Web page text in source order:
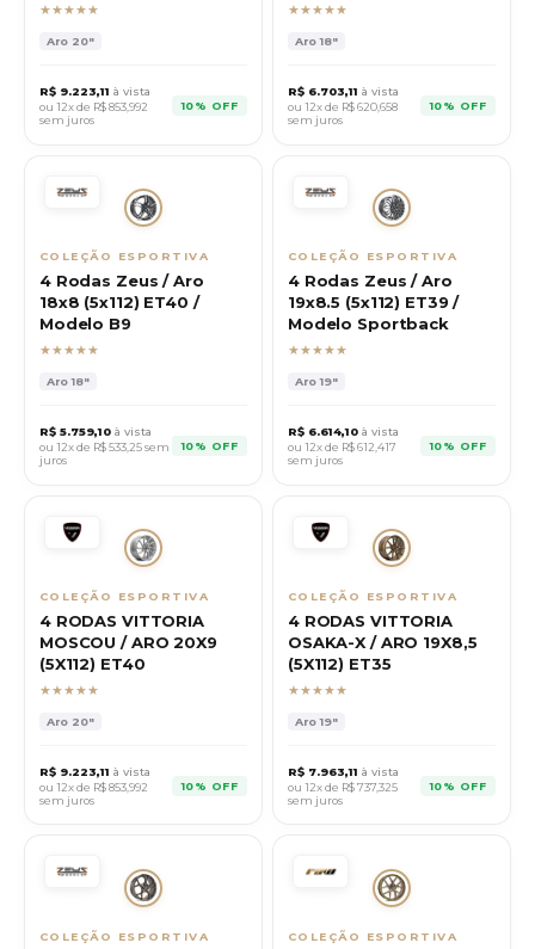
★★★★★
Aro 20"
R$ 9.223,11 à vista
ou 12x de R$853,992
sem juros
10% OFF
★★★★★
Aro18"
R$ 6.703,11 à vista
ou 12x de R$620,658
sem juros
10% OFF
COLEÇÃO ESPORTIVA
4 Rodas Zeus / Aro
18x8 (5x112) ET40 /
Modelo B9
★★★★★
Aro18"
R$ 5.759,10 à vista
ou 12x de R$533,25sem
juros
10% OFF
COLEÇÃO ESPORTIVA
4 Rodas Zeus / Aro
19x8.5 (5x112) ET39 /
Modelo Sportback
★★★★★
Aro19"
R$ 6.614,10 à vista
ou 12x de R$612,417
sem juros
10% OFF
COLEÇÃO ESPORTIVA
4 RODAS VITTORIA
MOSCOU / ARO 20X9
(5X112) ET40
★★★★★
Aro 20"
R$ 9.223,11 à vista
ou 12x de R$853,992
sem juros
10% OFF
COLEÇÃO ESPORTIVA
4 RODAS VITTORIA
OSAKA-X / ARO 19X8,5
(5X112) ET35
★★★★★
Aro19"
R$ 7.963,11 à vista
ou 12x de R$737,325
sem juros
10% OFF
COLEÇÃO ESPORTIVA COLEÇÃO ESPORTIVA